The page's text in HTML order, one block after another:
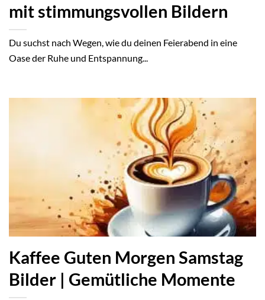
mit stimmungsvollen Bildern
Du suchst nach Wegen, wie du deinen Feierabend in eine
Oase der Ruhe und Entspannung...
Kaffee Guten Morgen Samstag
Bilder | Gemütliche Momente